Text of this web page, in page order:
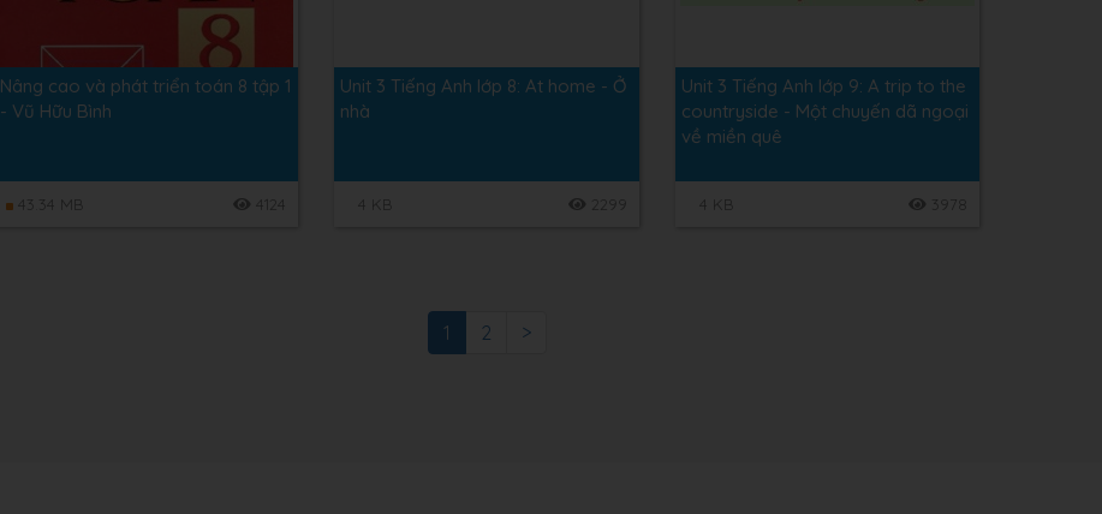
Nâng cao và phát triển toán 8 tập 1
- Vũ Hữu Bình
43.34 MB 4124
Unit 3 Tiếng Anh lớp 8: At home - Ở
nhà
4 KB
Unit 3 Tiếng Anh lớp 9: A trip to the
countryside - Một chuyến dã ngoại
về miền quê
4 KB 3978
1 2 >